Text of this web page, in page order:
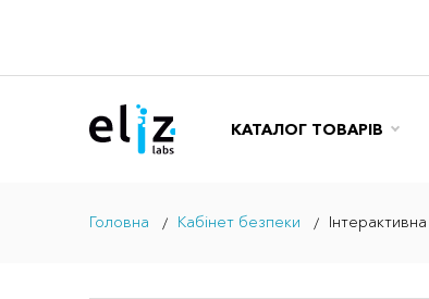
КАТАЛОГ ТОВАРІВ
Головна Кабінет безпеки